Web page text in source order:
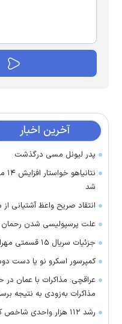
آخرین اخبار
پدر لیونل مسی درگذشت
شد
انتقاد صریح واعظ آشتیانی
علت پرسپولیسی شدن رحمان
جزئیات سریال ۱۵ قسمتی مهران مدیری
کمپرسور اسکرو نو یا دست
عراقچی: مذاکرات با عمان
مذاکرات به‌زودی به نتیجه
رشد ۱۱۲ هزار واحدی شاخص کل بورس